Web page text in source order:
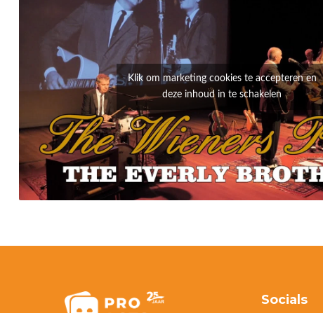
Klik om marketing cookies te accepteren en
deze inhoud in te schakelen
Socials